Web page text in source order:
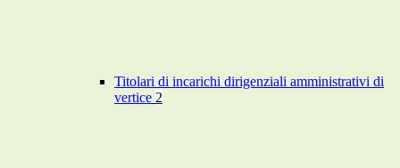
Titolari di incarichi dirigenziali amministrativi di
vertice 2